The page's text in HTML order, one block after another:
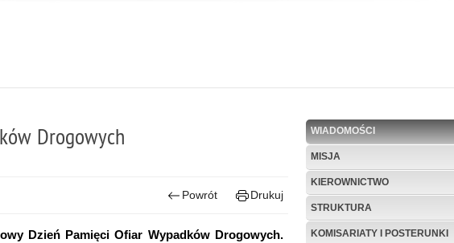
Drogowych
Powrót Drukuj
Dzień Pamięci Ofiar Wypadków Drogowych.
WIADOMOŚCI
MISJA
KIEROWNICTWO
STRUKTURA
KOMISARIATY I POSTERUNKI